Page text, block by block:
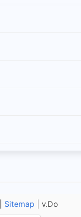
Sitemap | v.Do